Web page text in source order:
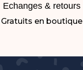
Echanges & retours
Gratuits en boutique